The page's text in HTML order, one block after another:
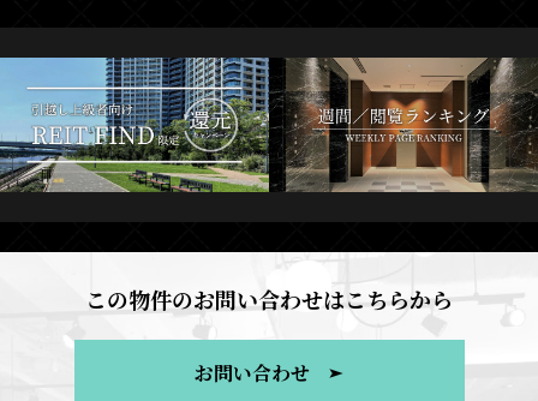
この物件のお問い合わせはこちらから
お問い合わせ